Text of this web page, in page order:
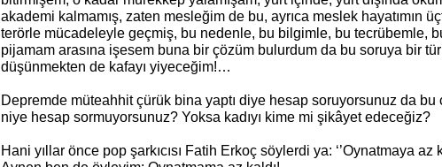
akademi kalmamış, zaten mesleğim de bu, ayrıca meslek hayatımın
terörle mücadeleyle geçmiş, bu nedenle, bu bilgimle, bu tecrübemle,
pijamam arasına işesem buna bir çözüm bulurdum da bu soruya bir
düşünmekten de kafayı yiyeceğim!…
Depremde müteahhit çürük bina yaptı diye hesap soruyorsunuz da bu
niye hesap sormuyorsunuz? Yoksa kadıyı kime mi şikâyet edeceğiz?
Hani yıllar önce pop şarkıcısı Fatih Erkoç söylerdi ya: ‘’Oynatmaya az